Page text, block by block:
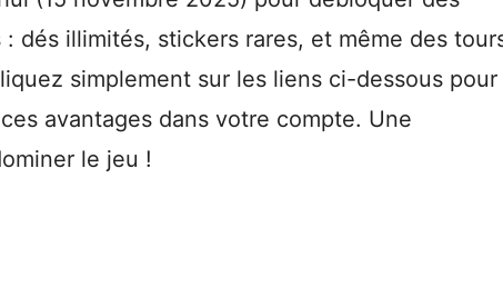
dés illimités, stickers rares, et même des
simplement sur les liens ci-dessous pour
avantages dans votre compte. Une
le jeu !